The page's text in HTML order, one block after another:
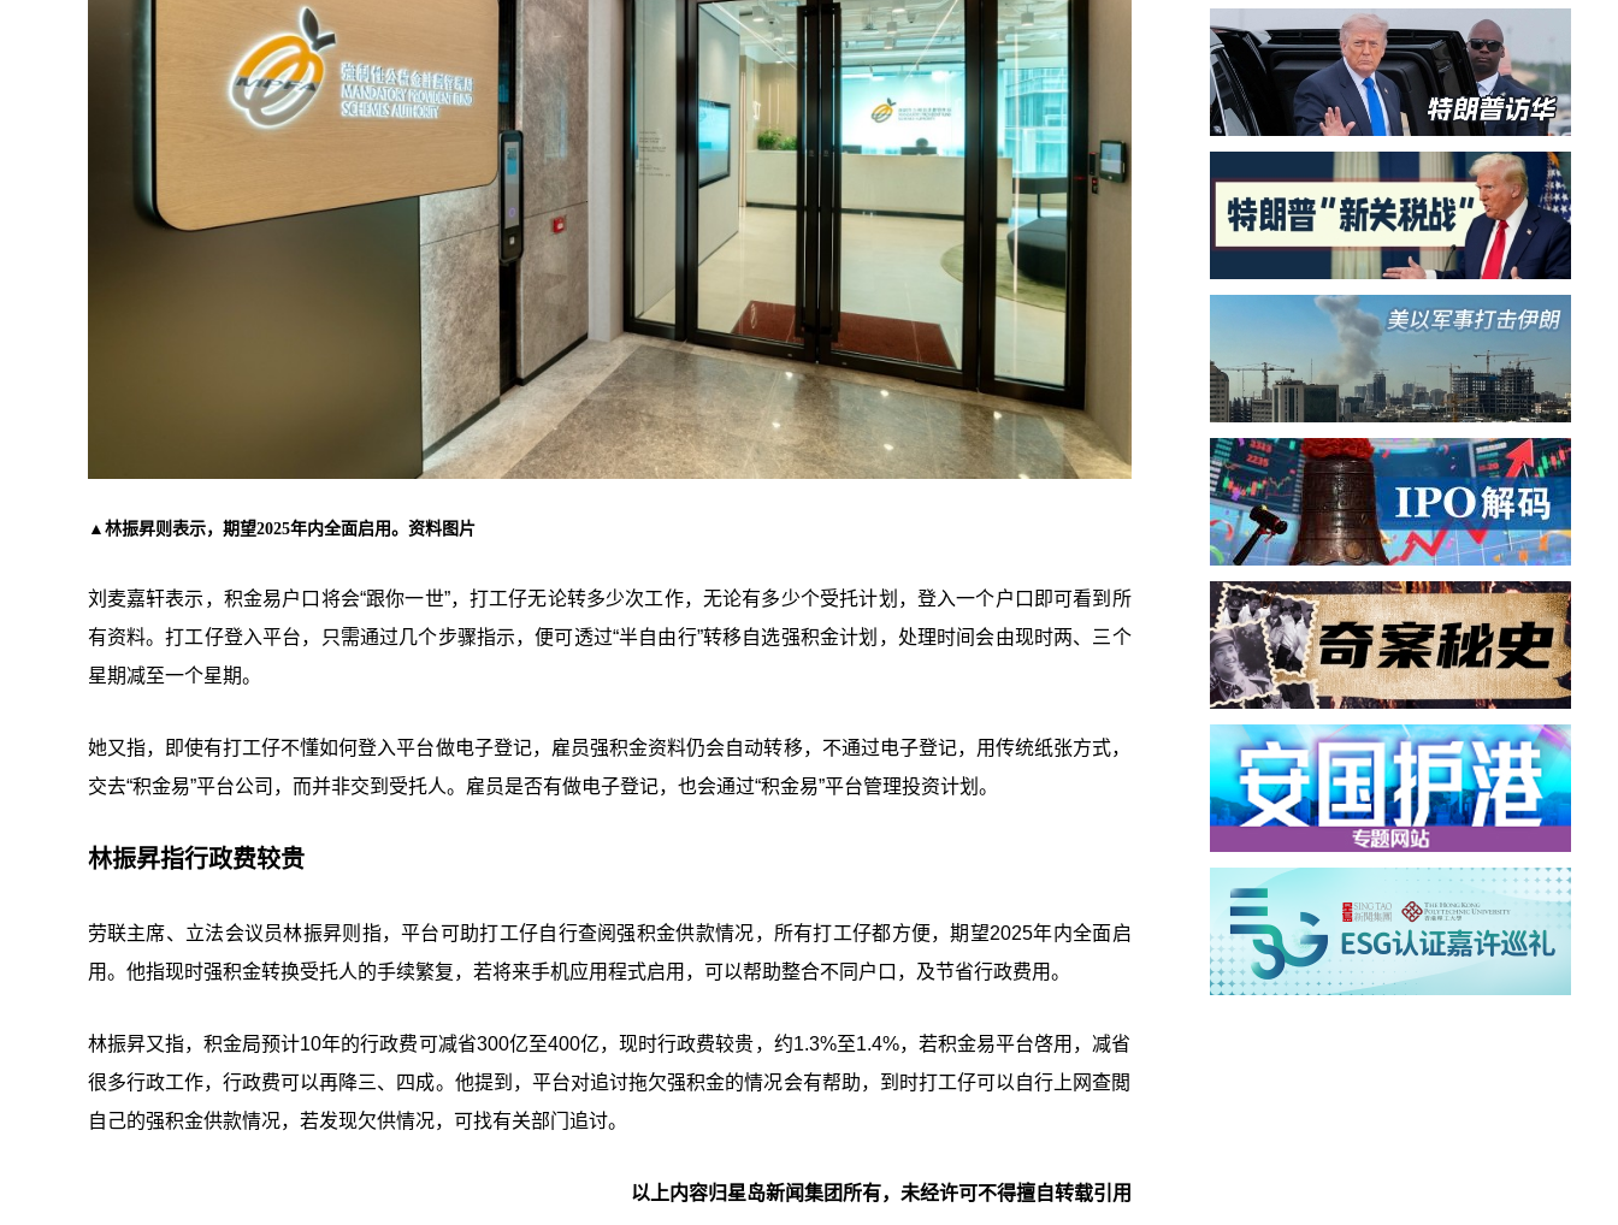
▲林振昇则表示，期望2025年内全面启用。资料图片
刘麦嘉轩表示，积金易户口将会“跟你一世”，打工仔无论转多少次工作，无论有多少个受托计划，登入一个户口即可看到所
有资料。打工仔登入平台，只需通过几个步骤指示，便可透过“半自由行”转移自选强积金计划，处理时间会由现时两、三个
星期减至一个星期。
她又指，即使有打工仔不懂如何登入平台做电子登记，雇员强积金资料仍会自动转移，不通过电子登记，用传统纸张方式，
交去“积金易”平台公司，而并非交到受托人。雇员是否有做电子登记，也会通过“积金易”平台管理投资计划。
林振昇指行政费较贵
劳联主席、立法会议员林振昇则指，平台可助打工仔自行查阅强积金供款情况，所有打工仔都方便，期望2025年内全面启
用。他指现时强积金转换受托人的手续繁复，若将来手机应用程式启用，可以帮助整合不同户口，及节省行政费用。
林振昇又指，积金局预计10年的行政费可减省300亿至400亿，现时行政费较贵，约1.3%至1.4%，若积金易平台啓用，减省
很多行政工作，行政费可以再降三、四成。他提到，平台对追讨拖欠强积金的情况会有帮助，到时打工仔可以自行上网查閲
自己的强积金供款情况，若发现欠供情况，可找有关部门追讨。
以上内容归星岛新闻集团所有，未经许可不得擅自转载引用